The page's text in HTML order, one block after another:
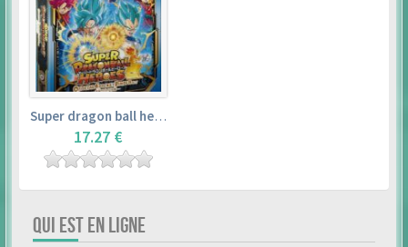
Super dragon ball heroes : official 4 pocket binder set
17.27 €
QUI EST EN LIGNE